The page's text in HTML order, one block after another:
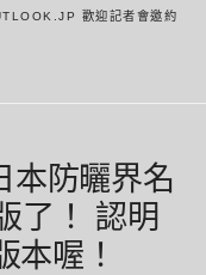
歡迎記者會邀約
本防曬界名
了！ 認明
本喔！